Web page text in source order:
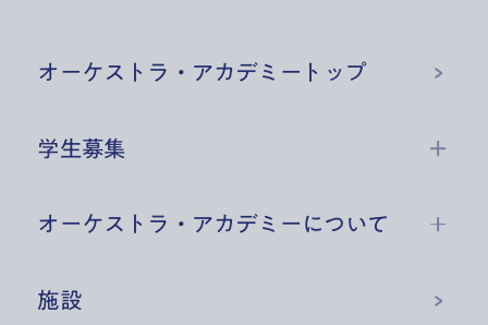
オーケストラ・アカデミー トップ
学生募集
オーケストラ・アカデミーについて
施設